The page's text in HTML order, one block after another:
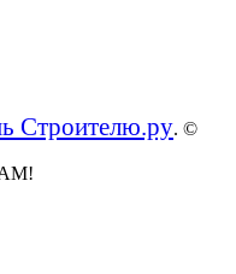
Строителю.ру. ©